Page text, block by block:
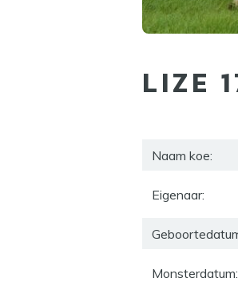
LIZE
Naam koe:
Eigenaar:
Monsterdatum: